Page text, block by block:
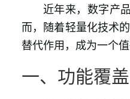
近年来，数字产
而，随着轻量化技术
替代作用，成为一个
一、功能覆